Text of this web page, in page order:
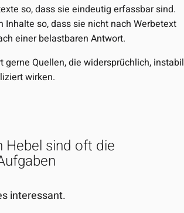
so, dass sie eindeutig erfassbar sind.
Inhalte so, dass sie nicht nach Werbetext
einer belastbaren Antwort.
gerne Quellen, die widersprüchlich, instabil
wirken.
Hebel sind oft die
interessant.